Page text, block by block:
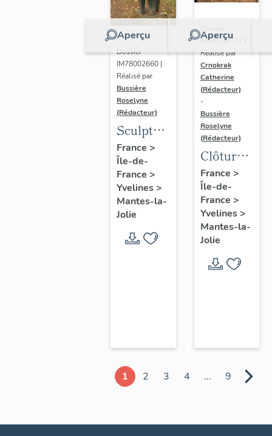
Aperçu
Dossier
IM78002660 |
Réalisé par
Bussière
Roselyne
(Rédacteur)
Sculpture
: la
Ronde
France >
Île-de-
France >
Yvelines>
Mantes-la-
Jolie
Aperçu
IM78002711 |
Réalisé par
Crnokrak
Catherine
(Rédacteur)
-
Bussière
Roselyne
(Rédacteur)
Clôture
de
chœur
France >
Île-de-
France >
Yvelines>
Mantes-la-
Jolie
1 2 3 4 ... 9